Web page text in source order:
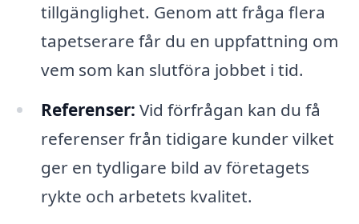
tillgänglighet. Genom att fråga flera
tapetserare får du en uppfattning om
vem som kan slutföra jobbet i tid.
Referenser: Vid förfrågan kan du få
referenser från tidigare kunder vilket
ger en tydligare bild av företagets
rykte och arbetets kvalitet.